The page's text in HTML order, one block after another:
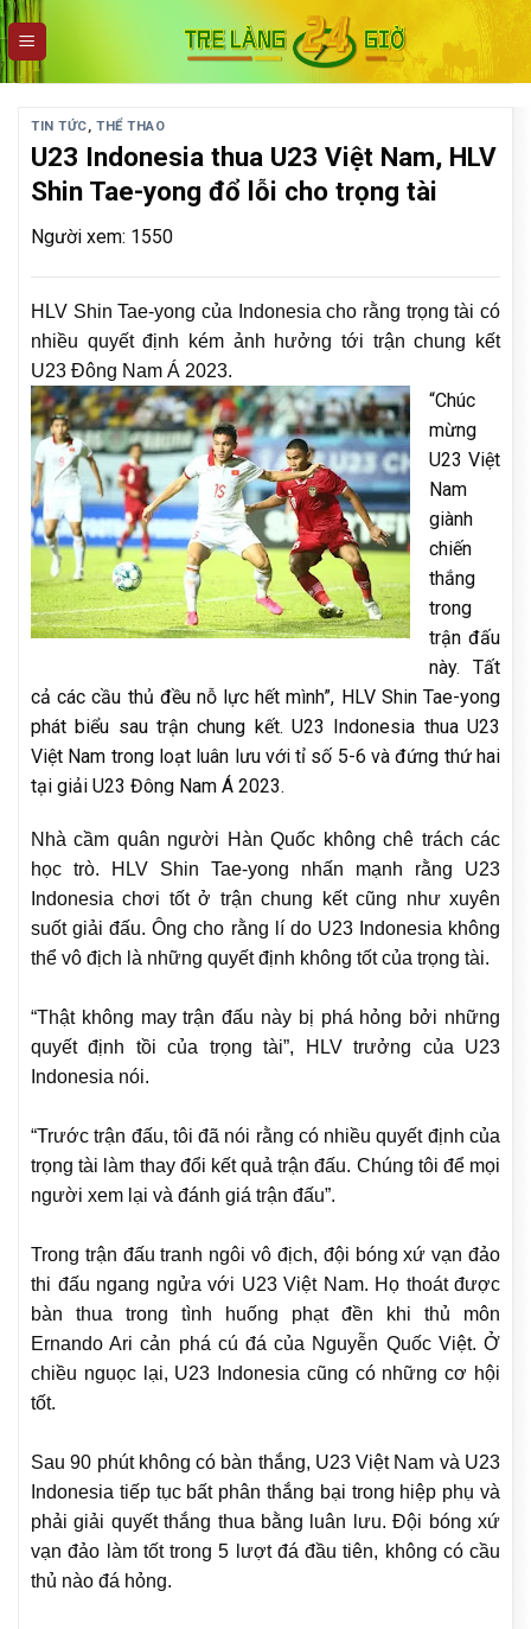
Skip
to
content
TIN TỨC,THỂ THAO
U23 Indonesia thua U23 Việt Nam, HLV
Shin Tae-yong đổ lỗi cho trọng tài
Người xem: 1550
HLV Shin Tae-yong của Indonesia cho rằng trọng tài có
nhiều quyết định kém ảnh hưởng tới trận chung kết
U23 Đông Nam Á 2023.
“Chúc
mừng
U23 Việt
Nam
giành
chiến
thắng
trong
trận đấu
này. Tất
cả các cầu thủ đều nỗ lực hết mình”, HLV Shin Tae-yong
phát biểu sau trận chung kết. U23 Indonesia thua U23
Việt Nam trong loạt luân lưu với tỉ số 5-6 và đứng thứ hai
tại giải U23 Đông Nam Á 2023.
Nhà cầm quân người Hàn Quốc không chê trách các
học trò. HLV Shin Tae-yong nhấn mạnh rằng U23
Indonesia chơi tốt ở trận chung kết cũng như xuyên
suốt giải đấu. Ông cho rằng lí do U23 Indonesia không
thể vô địch là những quyết định không tốt của trọng tài.
“Thật không may trận đấu này bị phá hỏng bởi những
quyết định tồi của trọng tài”, HLV trưởng của U23
Indonesia nói.
“Trước trận đấu, tôi đã nói rằng có nhiều quyết định của
trọng tài làm thay đổi kết quả trận đấu. Chúng tôi để mọi
người xem lại và đánh giá trận đấu”.
Trong trận đấu tranh ngôi vô địch, đội bóng xứ vạn đảo
thi đấu ngang ngửa với U23 Việt Nam. Họ thoát được
bàn thua trong tình huống phạt đền khi thủ môn
Ernando Ari cản phá cú đá của Nguyễn Quốc Việt. Ở
chiều nguọc lại, U23 Indonesia cũng có những cơ hội
tốt.
Sau 90 phút không có bàn thắng, U23 Việt Nam và U23
Indonesia tiếp tục bất phân thắng bại trong hiệp phụ và
phải giải quyết thắng thua bằng luân lưu. Đội bóng xứ
vạn đảo làm tốt trong 5 lượt đá đầu tiên, không có cầu
thủ nào đá hỏng.